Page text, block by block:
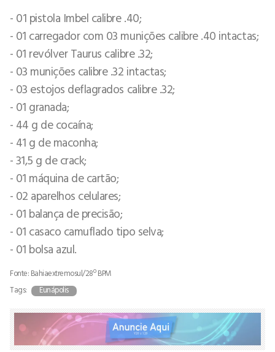
- 01 pistola Imbel calibre .40;
- ⁠01 carregador com 03 munições calibre .40 intactas;
- ⁠01 revólver Taurus calibre .32;
- ⁠03 munições calibre .32 intactas;
- ⁠03 estojos deflagrados calibre .32;
- ⁠01 granada;
- ⁠44 g de cocaína;
- ⁠41 g de maconha;
- ⁠31,5 g de crack;
- ⁠01 máquina de cartão;
- ⁠02 aparelhos celulares;
- ⁠01 balança de precisão;
- ⁠01 casaco camuflado tipo selva;
- ⁠01 bolsa azul.
Fonte: Bahiaextremosul/28º BPM
Tags:
Eunápolis